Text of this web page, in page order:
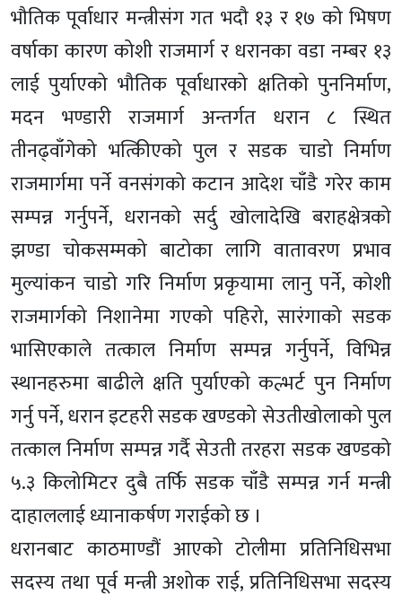
भौतिक पूर्वाधार मन्त्रीसंग गत भदौ १३ र १७ को भिषण
वर्षाका कारण कोशी राजमार्ग र धरानका वडा नम्बर १३
लाई पुर्याएको भौतिक पूर्वाधारको क्षतिको पुननिर्माण,
मदन भण्डारी राजमार्ग अन्तर्गत धरान ८ स्थित
तीनढ्वाँगेको भत्किीएको पुल र सडक चाडो निर्माण
राजमार्गमा पर्ने वनसंगको कटान आदेश चाँडै गरेर काम
सम्पन्न गर्नुपर्ने, धरानको सर्दु खोलादेखि बराहक्षेत्रको
झण्डा चोकसम्मको बाटोका लागि वातावरण प्रभाव
मुल्यांकन चाडो गरि निर्माण प्रकृयामा लानु पर्ने, कोशी
राजमार्गको निशानेमा गएको पहिरो, सारंगाको सडक
भासिएकाले तत्काल निर्माण सम्पन्न गर्नुपर्ने, विभिन्न
स्थानहरुमा बाढीले क्षति पुर्याएको कल्भर्ट पुन निर्माण
गर्नु पर्ने, धरान इटहरी सडक खण्डको सेउतीखोलाको पुल
तत्काल निर्माण सम्पन्न गर्दै सेउती तरहरा सडक खण्डको
५.३ किलोमिटर दुबै तर्फि सडक चाँडै सम्पन्न गर्न मन्त्री
दाहाललाई ध्यानाकर्षण गराईको छ ।
धरानबाट काठमाण्डौं आएको टोलीमा प्रतिनिधिसभा
सदस्य तथा पूर्व मन्त्री अशोक राई, प्रतिनिधिसभा सदस्य